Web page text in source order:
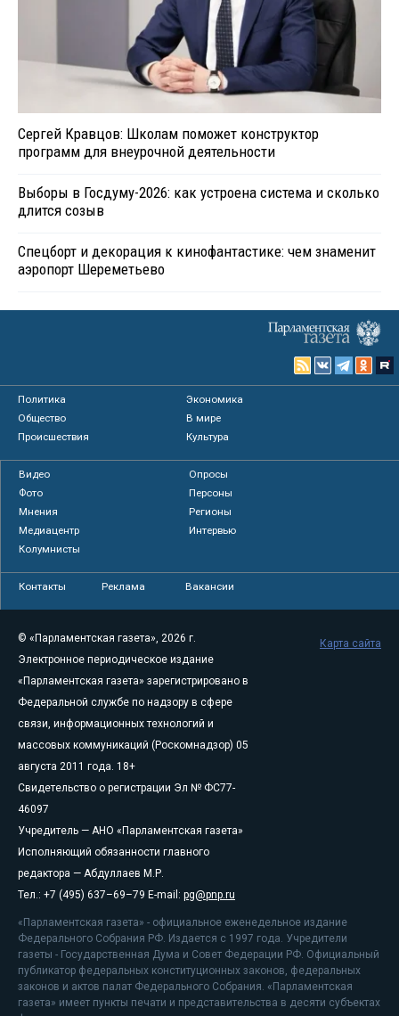
Сергей Кравцов: Школам поможет конструктор
программ для внеурочной деятельности
Выборы в Госдуму-2026: как устроена система и сколько
длится созыв
Спецборт и декорация к кинофантастике: чем знаменит
аэропорт Шереметьево
Политика
Экономика
Общество
В мире
Происшествия
Культура
Видео
Опросы
Фото
Персоны
Мнения
Регионы
Медиацентр
Интервью
Колумнисты
Контакты Реклама Вакансии
© «Парламентская газета», 2026 г.
Электронное периодическое издание
«Парламентская газета» зарегистрировано в
Федеральной службе по надзору в сфере
связи, информационных технологий и
массовых коммуникаций (Роскомнадзор) 05
августа 2011 года. 18+
Свидетельство о регистрации Эл № ФС77-
46097
Учредитель — АНО «Парламентская газета»
Исполняющий обязанности главного
редактора — Абдуллаев М.Р.
Тел.: +7 (495) 637–69–79 E-mail: pg@pnp.ru
«Парламентская газета» - официальное еженедельное издание
Федерального Собрания РФ. Издается с 1997 года. Учредители
газеты - Государственная Дума и Совет Федерации РФ. Официальный
публикатор федеральных конституционных законов, федеральных
законов и актов палат Федерального Собрания. «Парламентская
газета» имеет пункты печати и представительства в десяти субъектах
Карта сайта